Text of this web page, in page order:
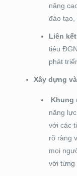
nâng
đào tạo,
Liên
tiêu
phát
Xây dựng
Khung
năng
với các
rõ ràng
mọi
với từng